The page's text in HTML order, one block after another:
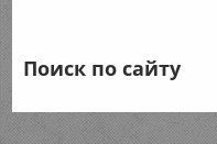
Поиск по сайту